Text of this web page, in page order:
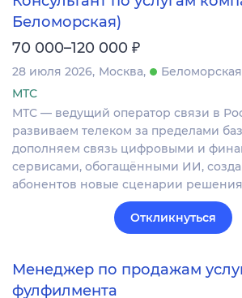
Беломорская)
70 000–120 000 ₽
28 июля 2026 Москва
Беломорская
МТС
МТС — ведущий оператор связи в
развиваем телеком за пределами
дополняем связь цифровыми и
сервисами, обогащёнными ИИ,
абонентов новые сценарии
Откликнуться
Менеджер по продажам
фулфилмента